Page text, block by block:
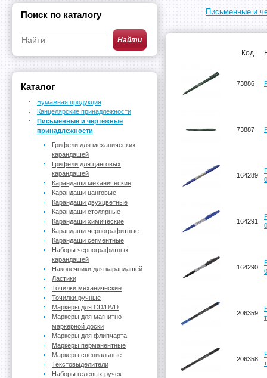
Письменные и
Код
73886
73887
164289
164291
164290
206359
206358
Поиск по каталогу
Каталог
Бумажная продукция
Канцелярские принадлежности
Письменные и чертежные
принадлежности
Грифели для механических
карандашей
Грифели для цанговых
карандашей
Карандаши механические
Карандаши цанговые
Карандаши двухцветные
Карандаши столярные
Карандаши химические
Карандаши чернографитные
Карандаши сегментные
Наборы чернографитных
карандашей
Наконечники для карандашей
Ластики
Точилки механические
Точилки ручные
Маркеры для CD/DVD
Маркеры для магнитно-
маркерной доски
Маркеры для флипчарта
Маркеры перманентные
Маркеры специальные
Текстовыделители
Наборы гелевых ручек